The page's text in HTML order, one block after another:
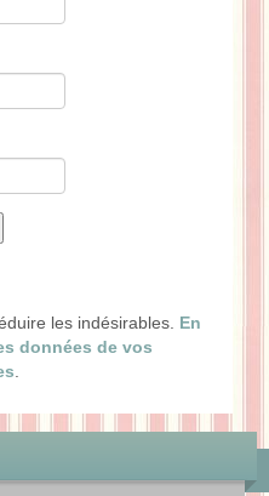
les indésirables. En
données de vos